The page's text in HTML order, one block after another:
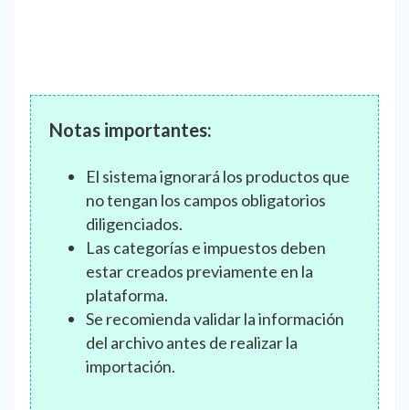
Notas importantes:
El sistema ignorará los productos que
no tengan los campos obligatorios
diligenciados.
Las categorías e impuestos deben
estar creados previamente en la
plataforma.
Se recomienda validar la información
del archivo antes de realizar la
importación.